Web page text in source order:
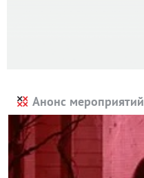
Анонс мероприятий